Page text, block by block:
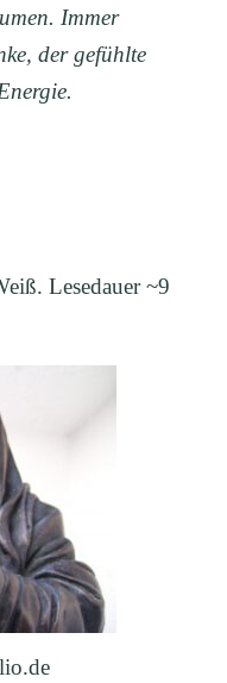
Immer
der gefühlte
Lesedauer ~9